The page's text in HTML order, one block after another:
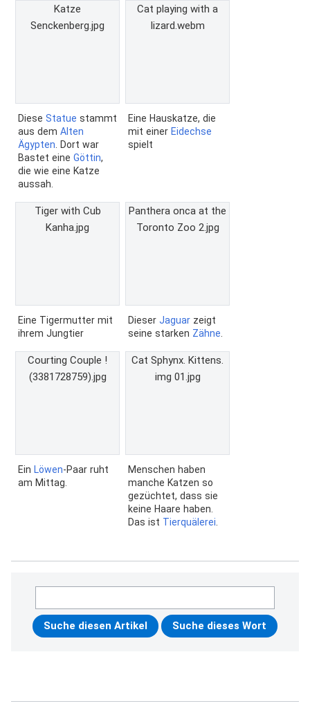
Katze
Senckenberg.jpg
Diese Statue stammt
aus dem Alten
Ägypten . Dort war
Bastet eine Göttin,
die wie eine Katze
aussah.
Cat playing with a
lizard.webm
Eine Hauskatze, die
mit einer Eidechse
spielt
Tiger with Cub
Kanha.jpg
Eine Tigermutter mit
ihrem Jungtier
Panthera onca at the
Toronto Zoo 2.jpg
Dieser Jaguar zeigt
seine starken Zähne
Courting Couple !
(3381728759).jpg
Ein Löwen-Paar ruht
am Mittag.
Cat Sphynx. Kittens.
img 01.jpg
Menschen haben
manche Katzen so
gezüchtet, dass sie
keine Haare haben.
Das ist Tierquälerei